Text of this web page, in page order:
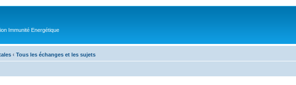
Immunité Energétique
‹ Tous les échanges et les sujets